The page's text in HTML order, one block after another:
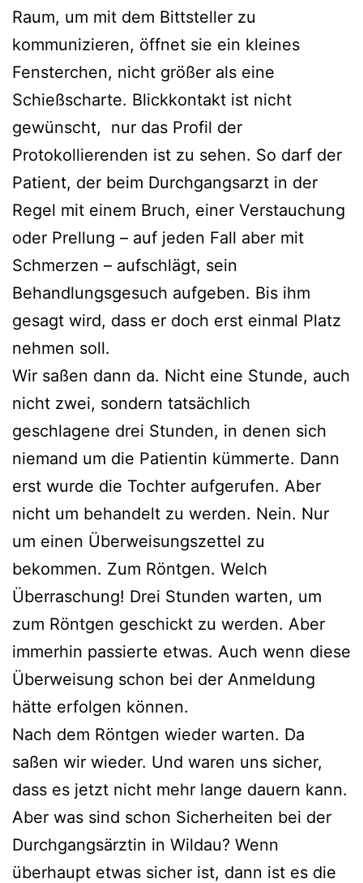
Raum, um mit dem Bittsteller zu
kommunizieren, öffnet sie ein kleines
Fensterchen, nicht größer als eine
Schießscharte. Blickkontakt ist nicht
gewünscht, nur das Profil der
Protokollierenden ist zu sehen. So darf der
Patient, der beim Durchgangsarzt in der
Regel mit einem Bruch, einer Verstauchung
oder Prellung – auf jeden Fall aber mit
Schmerzen – aufschlägt, sein
Behandlungsgesuch aufgeben. Bis ihm
gesagt wird, dass er doch erst einmal Platz
nehmen soll.
Wir saßen dann da. Nicht eine Stunde, auch
nicht zwei, sondern tatsächlich
geschlagene drei Stunden, in denen sich
niemand um die Patientin kümmerte. Dann
erst wurde die Tochter aufgerufen. Aber
nicht um behandelt zu werden. Nein. Nur
um einen Überweisungszettel zu
bekommen. Zum Röntgen. Welch
Überraschung! Drei Stunden warten, um
zum Röntgen geschickt zu werden. Aber
immerhin passierte etwas. Auch wenn diese
Überweisung schon bei der Anmeldung
hätte erfolgen können.
Nach dem Röntgen wieder warten. Da
saßen wir wieder. Und waren uns sicher,
dass es jetzt nicht mehr lange dauern kann.
Aber was sind schon Sicherheiten bei der
Durchgangsärztin in Wildau? Wenn
überhaupt etwas sicher ist, dann ist es die